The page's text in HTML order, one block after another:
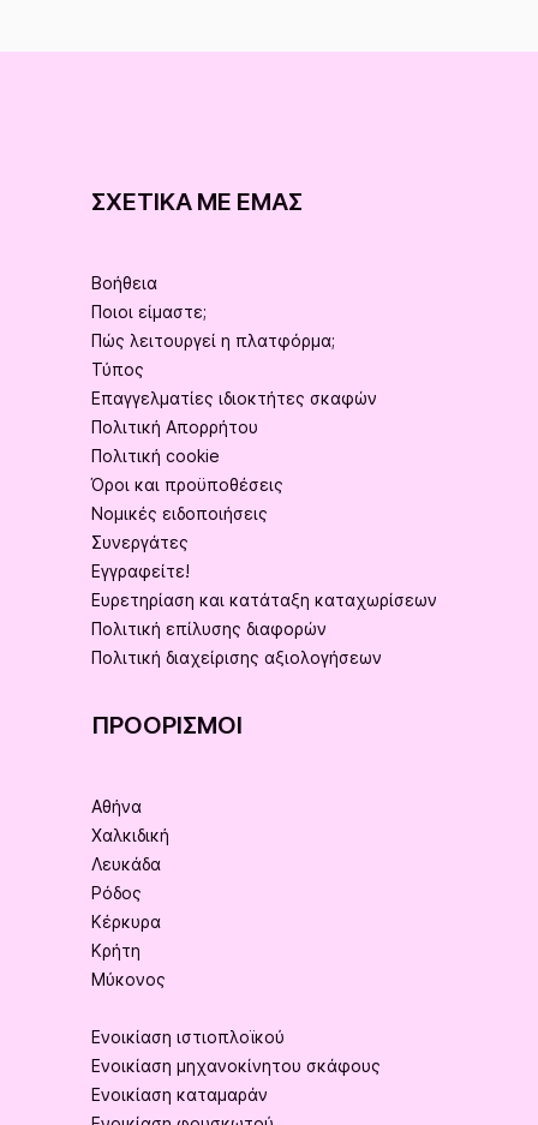
ΣΧΕΤΙΚΆ ΜΕ ΕΜΆΣ
Βοήθεια
Ποιοι είμαστε;
Πώς λειτουργεί η πλατφόρμα;
Τύπος
Επαγγελματίες ιδιοκτήτες σκαφών
Πολιτική Απορρήτου
Πολιτική cookie
Όροι και προϋποθέσεις
Νομικές ειδοποιήσεις
Συνεργάτες
Εγγραφείτε!
Ευρετηρίαση και κατάταξη καταχωρίσεων
Πολιτική επίλυσης διαφορών
Πολιτική διαχείρισης αξιολογήσεων
ΠΡΟΟΡΙΣΜΟΊ
Αθήνα
Χαλκιδική
Λευκάδα
Ρόδος
Κέρκυρα
Κρήτη
Μύκονος
Ενοικίαση ιστιοπλοϊκού
Ενοικίαση μηχανοκίνητου σκάφους
Ενοικίαση καταμαράν